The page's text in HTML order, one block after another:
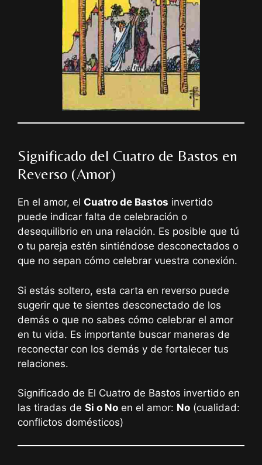
Significado del Cuatro de Bastos en
Reverso (Amor)
En el amor, el Cuatro de Bastos invertido
puede indicar falta de celebración o
desequilibrio en una relación. Es posible que tú
o tu pareja estén sintiéndose desconectados o
que no sepan cómo celebrar vuestra conexión.
Si estás soltero, esta carta en reverso puede
sugerir que te sientes desconectado de los
demás o que no sabes cómo celebrar el amor
en tu vida. Es importante buscar maneras de
reconectar con los demás y de fortalecer tus
relaciones.
Significado de El Cuatro de Bastos invertido en
las tiradas de Si o No en el amor: No (cualidad:
conflictos domésticos)